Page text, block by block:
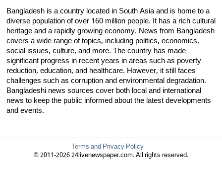
Bangladesh is a country located in South Asia and is home to a
diverse population of over 160 million people. It has a rich cultural
heritage and a rapidly growing economy. News from Bangladesh
covers a wide range of topics, including politics, economics,
social issues, culture, and more. The country has made
significant progress in recent years in areas such as poverty
reduction, education, and healthcare. However, it still faces
challenges such as corruption and environmental degradation.
Bangladeshi news sources cover both local and international
news to keep the public informed about the latest developments
and events.
Terms and Privacy Policy
© 2011-2026 24livenewspaper.com. All rights reserved.